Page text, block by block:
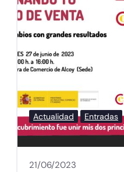
Actualidad Entradas
21/06/2023